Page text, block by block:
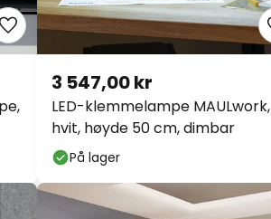
LED-klemmelampe MAULwork,
hvit, høyde 50 cm, dimbar
3 547,00 kr
På lager